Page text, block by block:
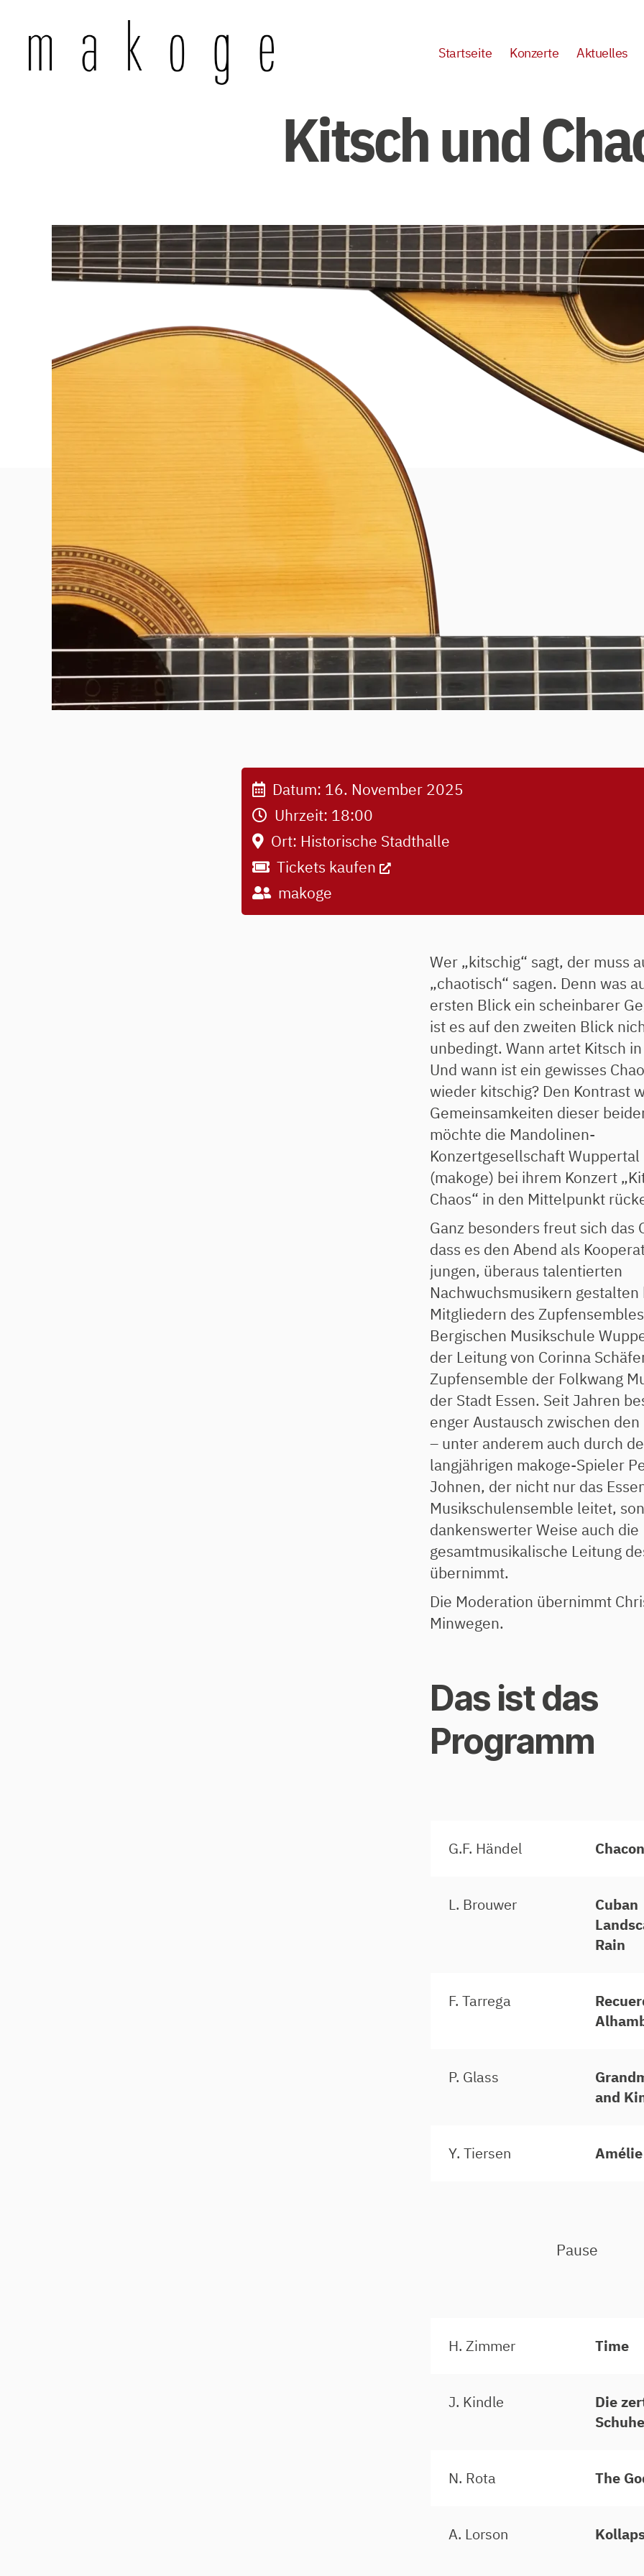
Startseite Konzerte Aktuelles
Kitsch und
Datum: 16. November 2025
Uhrzeit: 18:00
Ort: Historische Stadthalle
Tickets kaufen
makoge
Wer „kitschig“ sagt, der muss
„chaotisch“ sagen. Denn was
ersten Blick ein scheinbarer
ist es auf den zweiten Blick
unbedingt. Wann artet Kitsch in
Und wann ist ein gewisses
wieder kitschig? Den Kontrast
Gemeinsamkeiten dieser
möchte die Mandolinen-
Konzertgesellschaft Wuppertal
(makoge) bei ihrem Konzert
Chaos“ in den Mittelpunkt
Ganz besonders freut sich das
dass es den Abend als
jungen, überaus talentierten
Nachwuchsmusikern gestalten
Mitgliedern des
Bergischen Musikschule
der Leitung von Corinna
Zupfensemble der Folkwang
der Stadt Essen. Seit Jahren
enger Austausch zwischen
– unter anderem auch durch
langjährigen makoge-Spieler
Johnen, der nicht nur das
Musikschulensemble leitet,
dankenswerter Weise auch die
gesamtmusikalische Leitung
übernimmt.
Die Moderation übernimmt
Minwegen.
Das ist das
Programm
G.F. Händel
L. Brouwer
Cuban
Rain
F. Tarrega
P. Glass
and
Y. Tiersen Amélie
Pause
H. Zimmer Time
J. Kindle
Die
Schuhe
N. Rota The
A. Lorson